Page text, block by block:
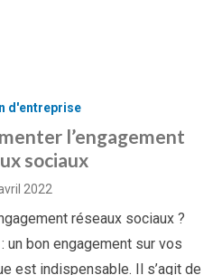
d'entreprise
l’engagement
sociaux
2022
réseaux sociaux ?
un bon engagement sur vos
est indispensable. Il s’agit de